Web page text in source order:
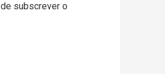
subscrever o